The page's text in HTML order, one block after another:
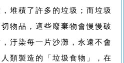
堆積了許多的垃圾；而垃圾
物品，這些廢棄物會慢慢破
汙染每一片沙灘，永遠不會
類製造的「垃圾食物」，在